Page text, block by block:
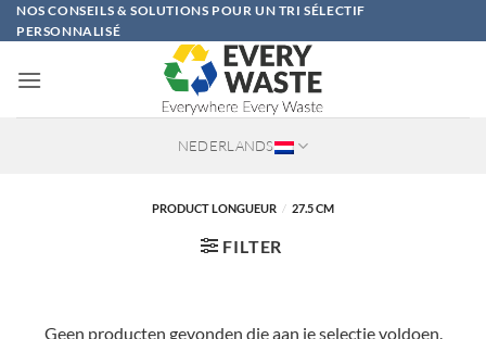
Ga
naar
NOS CONSEILS & SOLUTIONS POUR UN TRI SÉLECTIF
PERSONNALISÉ
NEDERLANDS
PRODUCT LONGUEUR / 27.5 CM
FILTER
Geen producten gevonden die aan je selectie voldoen.